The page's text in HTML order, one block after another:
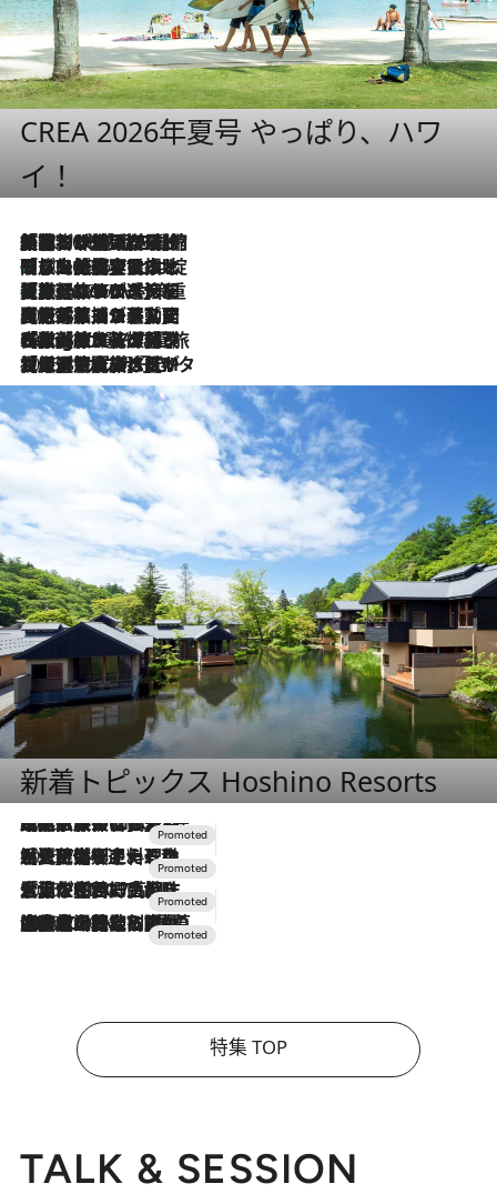
CREA 2026年夏号 やっぱり、ハワ
イ！
2026.8.6
「荷物が増えるほど旅ストレスは増す」美容ジャーナリストがたどり着いた最終結論。“化粧品を劇的に減らす”感動の凝縮美容とは
2026.8.6
「旅先には金髪ウィッグを持参」日本と同じメイクでは損してる!? 美容ジャーナリストが提案する“掟破りの旅美容”とは
2026.8.6
【厳選旅コスメ】「身軽さ＆UV対策重視！」ヘアアーティストshucoが選んだ夏旅ベストコスメを発表【Mサイズジップ】
2026.8.5
【厳選旅コスメ】国内をあちこち移動する河井菜摘が選んだ夏旅ベストコスメ発表！「リラックスアイテムはマスト」【Mサイズジップ】
2026.8.4
【厳選旅コスメ】「紫外線＆乾燥対策しながらメイク感も！」ヘア＆メイクGeorgeが選んだ夏旅ベストコスメを発表！【Mサイズジップ】
2026.8.3
【厳選旅コスメ】「保湿もタイパ重視！」“サウナ好き”タレント清水みさとが愛用する夏旅ベストコスメを発表！【Mサイズジップ】
新着トピックス Hoshino Resorts
2026.7.31
【ホテル帰省】という選択肢をOMOが提案。家族とほどよい距離を保つには「昼は実家、夜は気兼ねなくホテルで！」
2026.7.24
【夏限定ディナーコース】旬を迎える稚鮎や花ズッキーニなどをイタリア・トスカーナの郷土料理の手法で満喫！
2026.7.17
「土佐和ハーブかき氷」がOMO7高知に登場！生姜、山椒、大葉など目にも舌にも涼を呼ぶ郷土の味
2026.7.10
NEW OPEN！【界 草津】名湯の地に誕生。趣の異なる2種の温泉と上州ならではの会席・蕎麦割烹など美食を味わう究極の癒やし旅
特集 TOP
TALK & SESSION